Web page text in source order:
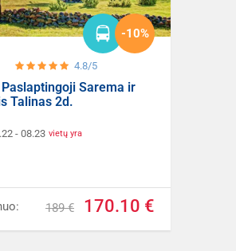
4.8/5
-10%
Sarema ir
Talinas 2d.
- 08.23 vietų yra
189 € 170.10 €